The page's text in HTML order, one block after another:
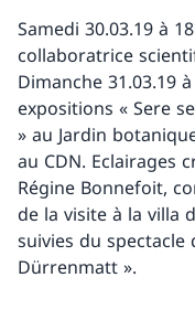
Samedi 30.03.19 à
collaboratrice
Dimanche 31.03.19
expositions « Sere
» au Jardin
au CDN. Eclairages
Régine Bonnefoit,
de la visite à la villa
suivies du spectacle
Dürrenmatt ».